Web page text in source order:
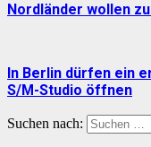
Nordländer wollen
In Berlin dürfen ein
S/M-Studio öffnen
Suchen nach: